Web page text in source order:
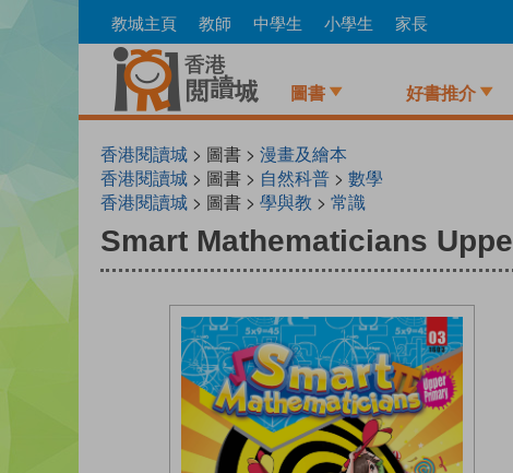
to
教城主頁 教師 中學生 小學生 家長
圖書 好書推介
香港閱讀城 > 圖書 > 漫畫及繪本
香港閱讀城 > 圖書 > 自然科普 > 數學
香港閱讀城 > 圖書 > 學與教 > 常識
Smart Mathematicians